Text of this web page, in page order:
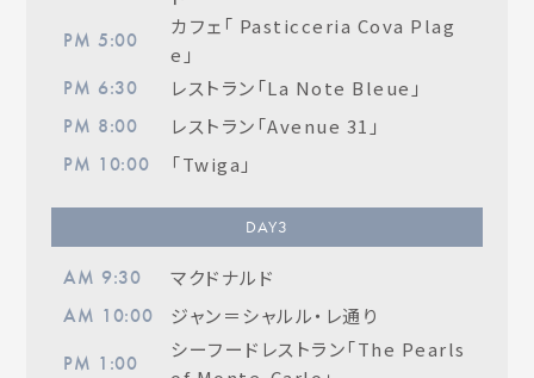
PM 5:00
カフェ「 Pasticceria Cova Plag
e」
PM 6:30 レストラン「La Note Bleue」
PM 8:00 レストラン「Avenue 31」
PM 10:00 「Twiga」
DAY3
AM 9:30 マクドナルド
AM 10:00 ジャン＝シャルル・レ通り
PM 1:00
シーフードレストラン「The Pearls